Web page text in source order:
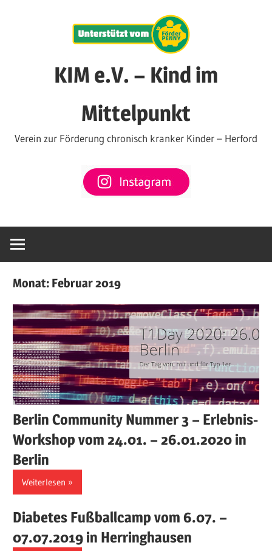
KIM e.V. – Kind im
Mittelpunkt
Verein zur Förderung chronisch kranker Kinder – Herford
Monat: Februar 2019
Berlin Community Nummer 3 – Erlebnis-
Workshop vom 24.01. – 26.01.2020 in
Berlin
Weiterlesen
Diabetes Fußballcamp vom 6.07. –
07.07.2019 in Herringhausen